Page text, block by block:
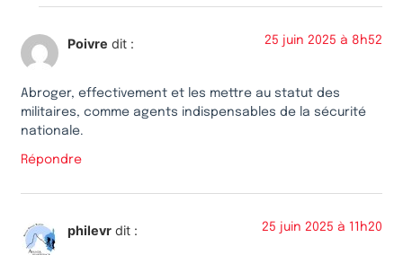
Poivre dit : 25 juin 2025 à 8h52
Abroger, effectivement et les mettre au statut des
militaires, comme agents indispensables de la sécurité
nationale.
Répondre
philevr dit : 25 juin 2025 à 11h20